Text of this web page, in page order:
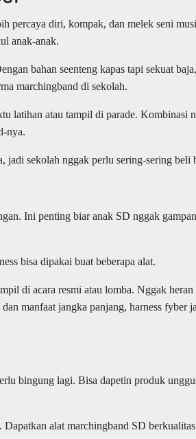
percaya diri, kompak, dan melek seni
anak-anak.
bahan seenteng kapas tapi sekuat
marchingband di sekolah.
latihan atau tampil di parade. Kombinasi
nya.
jadi sekolah nggak perlu sering-sering beli
Ini penting biar anak SD nggak
bisa dipakai buat beberapa alat.
di acara resmi atau lomba. Nggak
manfaat jangka panjang, harness fyber
bingung lagi. Bisa dapetin produk
alat marchingband SD